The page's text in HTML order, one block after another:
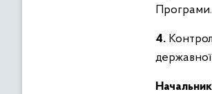
Програми.
4.
державної